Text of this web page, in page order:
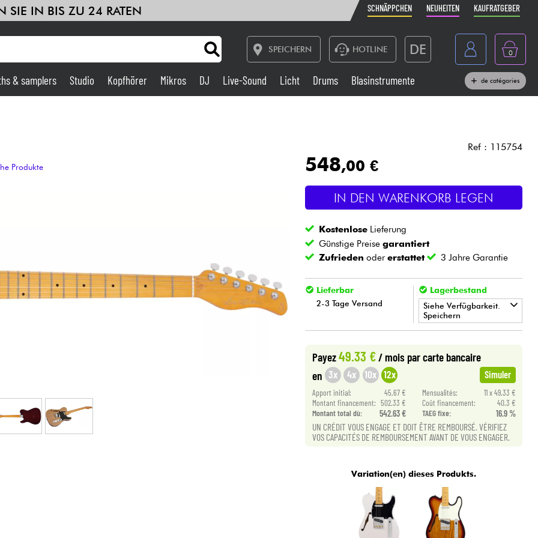
SIE IN BIS ZU 24 RATEN SCHNÄPPCHEN NEUHEITEN KAUFRATGEBER
SPEICHERN HOTLINE DE
Belgique
Nederland
0
Live-Sound
Blasinstrumente
Kabel & Zubehöre
Bundle
Sehen Sie sich unsere Marken an
& samplers Studio Kopfhörer Mikros DJ Live-Sound Licht Drums Blasinstrumente de catégories
Produkte
Ref : 115754
548,00 €
IN DEN WARENKORB LEGEN
Kostenlose Lieferung
Günstige Preisegarantiert
Zufrieden odererstattet 3 Jahre Garantie
Lieferbar
2-3 Tage Versand
Lagerbestand
Siehe Verfügbarkeit.
Speichern
Payez49.33 €/ mois par carte bancaire
en 3x 4x 10x 12x Simuler
Apport initial: 45.67 € Mensualités:
11 x 49.33 €
Montant financement: 502.33 € Coût financement:
40.3 €
Montant total dù:
542.63 € TAEG fixe: 16.9 %
UN CRÉDIT VOUS ENGAGE ET DOIT ÊTRE REMBOURSÉ. VÉRIFIEZ
VOS CAPACITÉS DE REMBOURSEMENT AVANT DE VOUS ENGAGER.
Variation(en) dieses Produkts.